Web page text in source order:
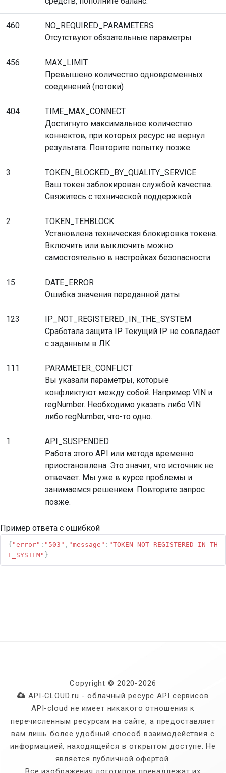
460
NO_REQUIRED_PARAMETERS
Отсутствуют обязательные параметры
456
MAX_LIMIT
Превышено количество одновременных
соединений (потоки)
404
TIME_MAX_CONNECT
Достигнуто максимальное количество
коннектов, при которых ресурс не вернул
результата. Повторите попытку позже.
3
TOKEN_BLOCKED_BY_QUALITY_SERVICE
Ваш токен заблокирован службой качества.
Свяжитесь с технической поддержкой
2
TOKEN_TEHBLOCK
Установлена техническая блокировка токена.
Включить или выключить можно
самостоятельно в настройках безопасности.
15
DATE_ERROR
Ошибка значения переданной даты
123
IP_NOT_REGISTERED_IN_THE_SYSTEM
Сработала защита IP. Текущий IP не совпадает
с заданным в ЛК
111
PARAMETER_CONFLICT
Вы указали параметры, которые
конфликтуют между собой. Например VIN и
regNumber. Необходимо указать либо VIN
либо regNumber, что-то одно.
1
API_SUSPENDED
Работа этого API или метода временно
приостановлена. Это значит, что источник не
отвечает. Мы уже в курсе проблемы и
занимаемся решением. Повторите запрос
позже.
Пример ответа с ошибкой
{ "error" : "503" , "message" : "TOKEN_NOT_REGISTERED_IN_TH
E_SYSTEM" }
Copyright © 2020-2026
API-CLOUD.ru - облачный ресурс API сервисов
API-cloud не имеет никакого отношения к
перечисленным ресурсам на сайте, а предоставляет
вам лишь более удобный способ взаимодействия с
информацией, находящейся в открытом доступе. Не
является публичной офертой.